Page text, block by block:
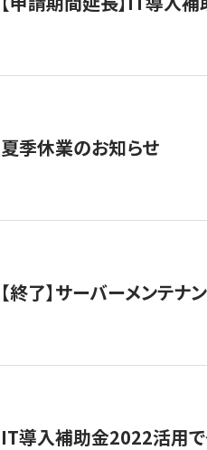
夏季休業のお知らせ
【終了】サーバーメンテ
IT導入補助金2022活用で